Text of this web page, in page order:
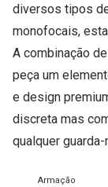
diversos tipos
monofocais,
A combinação
peça um
e design
discreta mas
qualquer
Armação